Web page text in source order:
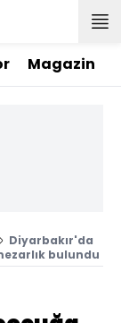
Magazin
Diyarbakır'da
bulundu